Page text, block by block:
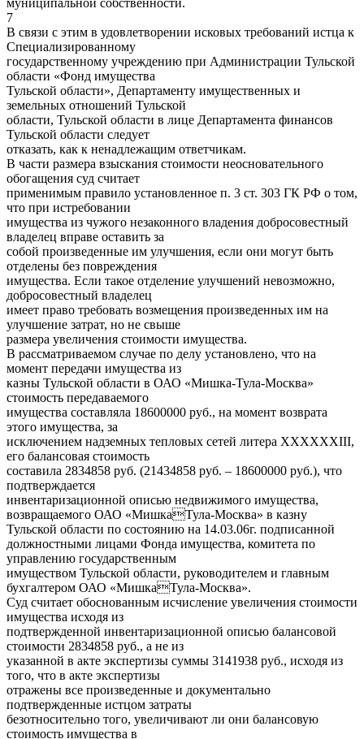
муниципальной собственности.
7
В связи с этим в удовлетворении исковых требований истца к
Специализированному
государственному учреждению при Администрации Тульской
области «Фонд имущества
Тульской области», Департаменту имущественных и
земельных отношений Тульской
области, Тульской области в лице Департамента финансов
Тульской области следует
отказать, как к ненадлежащим ответчикам.
В части размера взыскания стоимости неосновательного
обогащения суд считает
применимым правило установленное п. 3 ст. 303 ГК РФ о том,
что при истребовании
имущества из чужого незаконного владения добросовестный
владелец вправе оставить за
собой произведенные им улучшения, если они могут быть
отделены без повреждения
имущества. Если такое отделение улучшений невозможно,
добросовестный владелец
имеет право требовать возмещения произведенных им на
улучшение затрат, но не свыше
размера увеличения стоимости имущества.
В рассматриваемом случае по делу установлено, что на
момент передачи имущества из
казны Тульской области в ОАО «Мишка-Тула-Москва»
стоимость передаваемого
имущества составляла 18600000 руб., на момент возврата
этого имущества, за
исключением надземных тепловых сетей литера ХХХХХХIII,
его балансовая стоимость
составила 2834858 руб. (21434858 руб. – 18600000 руб.), что
подтверждается
инвентаризационной описью недвижимого имущества,
возвращаемого ОАО «МишкаТула-Москва» в казну
Тульской области по состоянию на 14.03.06г. подписанной
должностными лицами Фонда имущества, комитета по
управлению государственным
имуществом Тульской области, руководителем и главным
бухгалтером ОАО «МишкаТула-Москва».
Суд считает обоснованным исчисление увеличения стоимости
имущества исходя из
подтвержденной инвентаризационной описью балансовой
стоимости 2834858 руб., а не из
указанной в акте экспертизы суммы 3141938 руб., исходя из
того, что в акте экспертизы
отражены все произведенные и документально
подтвержденные истцом затраты
безотносительно того, увеличивают ли они балансовую
стоимость имущества в